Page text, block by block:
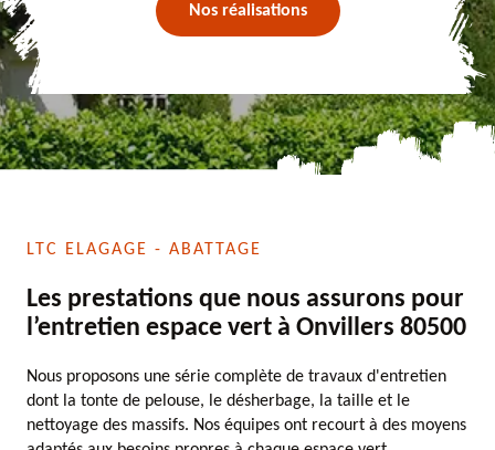
Nos réalisations
LTC ELAGAGE - ABATTAGE
Les prestations que nous assurons pour
l’entretien espace vert à Onvillers 80500
Nous proposons une série complète de travaux d'entretien
dont la tonte de pelouse, le désherbage, la taille et le
nettoyage des massifs. Nos équipes ont recourt à des moyens